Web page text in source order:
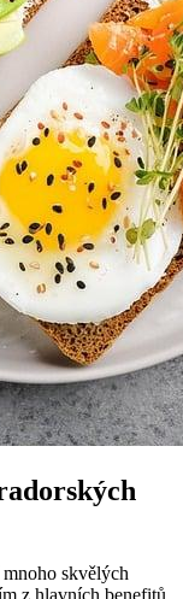
skvělých